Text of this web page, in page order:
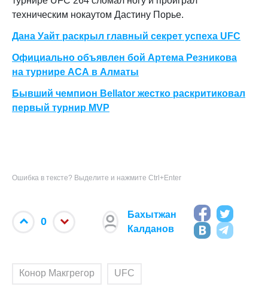
техническим нокаутом Дастину Порье.
Дана Уайт раскрыл главный секрет успеха UFC
Официально объявлен бой Артема Резникова
на турнире АСА в Алматы
Бывший чемпион Bellator жестко раскритиковал
первый турнир MVP
Ошибка в тексте? Выделите и нажмите Ctrl+Enter
0
Бахытжан
Калданов
Конор Макгрегор UFC